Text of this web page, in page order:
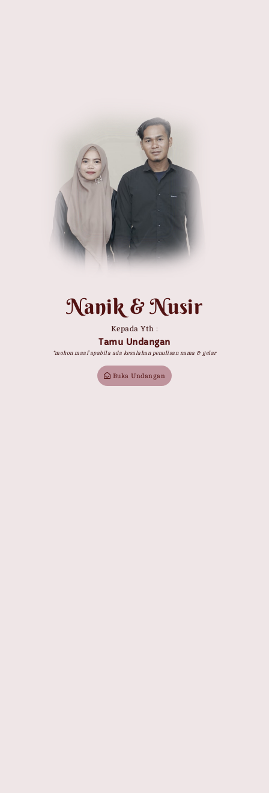
Nanik & Nusir
24 FEBRUARI 2024
Nanik & Nusir
Kepada Yth :
Tamu Undangan
*mohon maaf apabila ada kesalahan penulisan nama & gelar
Buka Undangan